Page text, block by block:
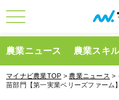
農業ニュース 農業スキ
マイナビ農業TOP > 農業ニュース >
苗部門【第一実業ベリーズファーム